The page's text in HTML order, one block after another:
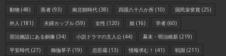
動物 (48) 医者 (93) 南北朝時代 (38) 四国八十八か所 (10) 国民栄誉賞 (25)
外人 (181) 夫婦カップル (59) 女性 (120) 姫 (16) 学者 (60)
宿泊施設にある銅像 (34) 小説ドラマの主人公 (44) 幕末・明治維新 (219)
平安時代 (27) 御伽草子 (19) 忠臣蔵 (13) 情報求む！ (41) 戦国 (211)